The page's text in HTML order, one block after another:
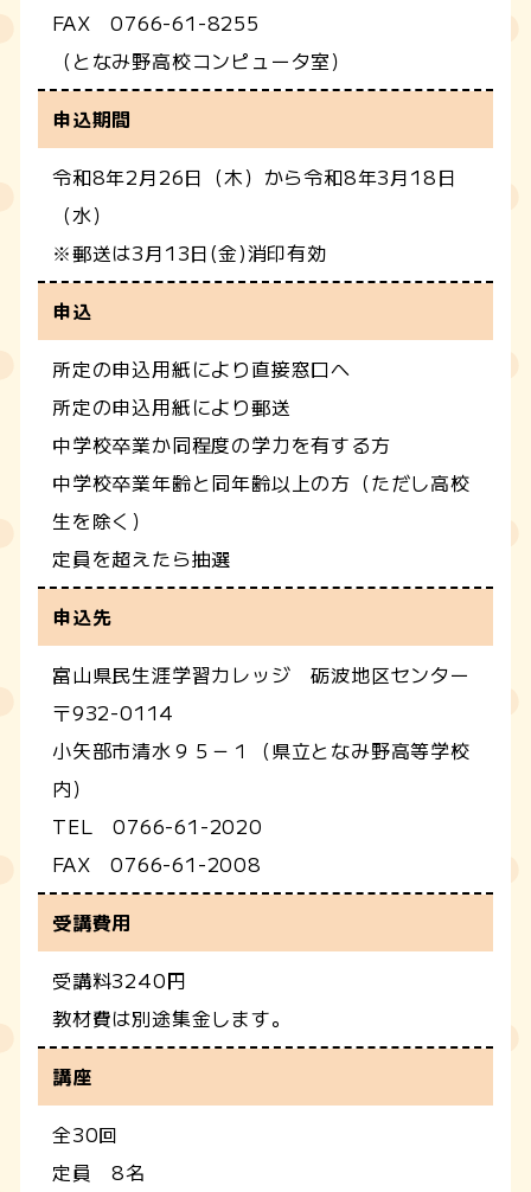
FAX 0766-61-8255
（となみ野高校コンピュータ室）
申込期間
令和8年2月26日（木）から令和8年3月18日
（水）
※郵送は3月13日(金)消印有効
申込
所定の申込用紙により直接窓口へ
所定の申込用紙により郵送
中学校卒業か同程度の学力を有する方
中学校卒業年齢と同年齢以上の方（ただし高校
生を除く）
定員を超えたら抽選
申込先
富山県民生涯学習カレッジ 砺波地区センター
〒932-0114
小矢部市清水９５－１（県立となみ野高等学校
内）
TEL 0766-61-2020
FAX 0766-61-2008
受講費用
受講料3240円
教材費は別途集金します。
講座
全30回
定員 8名